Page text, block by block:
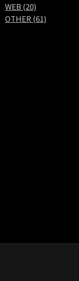
WEB (20)
OTHER (61)